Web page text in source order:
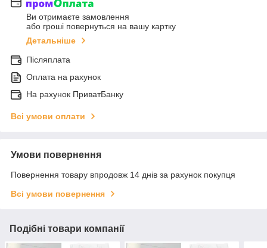
Ви отримаєте замовлення
або гроші повернуться на вашу картку
Детальніше
Післяплата
Оплата на рахунок
На рахунок ПриватБанку
Всі умови оплати
Умови повернення
Повернення товару впродовж 14 днів за рахунок покупця
Всі умови повернення
Подібні товари компанії